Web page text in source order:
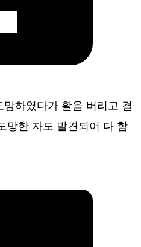
하였다가 활을 버리고 결
망한 자도 발견되어 다 함